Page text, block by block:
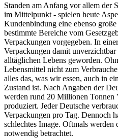
Standen am Anfang vor allem der
im Mittelpunkt - spielen heute
Kundenbindung eine ebenso
bestimmte Bereiche vom
Verpackungen vorgegeben. In
Verpackungen damit
alltäglichen Lebens geworden.
Lebensmittel nicht zum
alles das, was wir essen, auch in
Zustand ist. Nach Angaben der
werden rund 20 Millionen Tonnen
produziert. Jeder Deutsche
Verpackungen pro Tag. Dennoch
schlechtes Image. Oftmals werden
notwendig betrachtet.